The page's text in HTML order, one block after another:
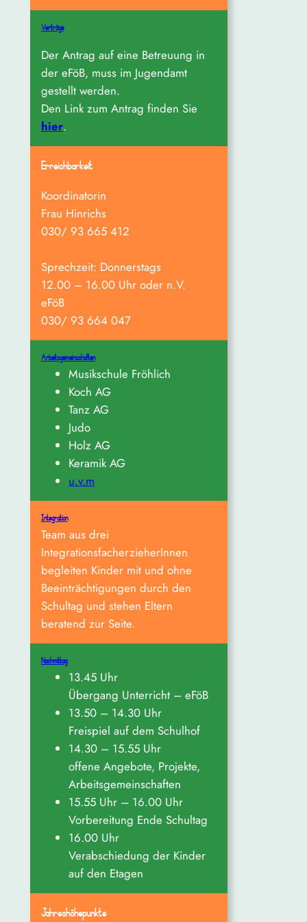
Verträge
Der Antrag auf eine Betreuung in
der eFöB, muss im Jugendamt
gestellt werden.
Den Link zum Antrag finden Sie
hier.
Erreichbarkeit
Koordinatorin
Frau Hinrichs
030/ 93 665 412
Sprechzeit: Donnerstags
12.00 – 16.00 Uhr oder n.V.
eFöB
030/ 93 664 047
Arbeitsgemeinschaften
Musikschule Fröhlich
Koch AG
Tanz AG
Judo
Holz AG
Keramik AG
u.v.m
Integration
Team aus drei
IntegrationsfacherzieherInnen
begleiten Kinder mit und ohne
Beeinträchtigungen durch den
Schultag und stehen Eltern
beratend zur Seite.
Nachmittag
13.45 Uhr
Übergang Unterricht – eFöB
13.50 – 14.30 Uhr
Freispiel auf dem Schulhof
14.30 – 15.55 Uhr
offene Angebote, Projekte,
Arbeitsgemeinschaften
15.55 Uhr – 16.00 Uhr
Vorbereitung Ende Schultag
16.00 Uhr
Verabschiedung der Kinder
auf den Etagen
Jahreshöhepunkte